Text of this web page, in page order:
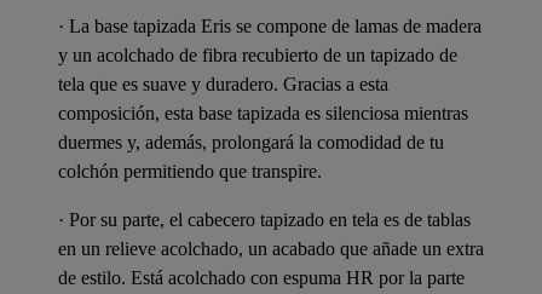
· La base tapizada Eris se compone de lamas de madera
y un acolchado de fibra recubierto de un tapizado de
tela que es suave y duradero. Gracias a esta
composición, esta base tapizada es silenciosa mientras
duermes y, además, prolongará la comodidad de tu
colchón permitiendo que transpire.
· Por su parte, el cabecero tapizado en tela es de tablas
en un relieve acolchado, un acabado que añade un extra
de estilo. Está acolchado con espuma HR por la parte